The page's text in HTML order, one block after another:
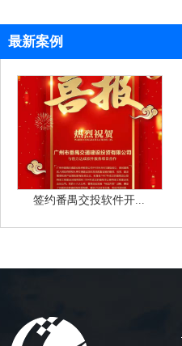
最新案例
签约番禺交投软件开...